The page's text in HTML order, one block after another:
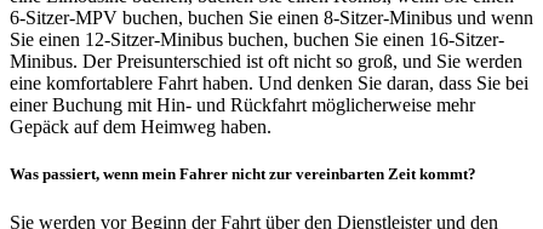
6-Sitzer-MPV buchen, buchen Sie einen 8-Sitzer-Minibus und wenn
Sie einen 12-Sitzer-Minibus buchen, buchen Sie einen 16-Sitzer-
Minibus. Der Preisunterschied ist oft nicht so groß, und Sie werden
eine komfortablere Fahrt haben. Und denken Sie daran, dass Sie bei
einer Buchung mit Hin- und Rückfahrt möglicherweise mehr
Gepäck auf dem Heimweg haben.
Was passiert, wenn mein Fahrer nicht zur vereinbarten Zeit kommt?
Sie werden vor Beginn der Fahrt über den Dienstleister und den